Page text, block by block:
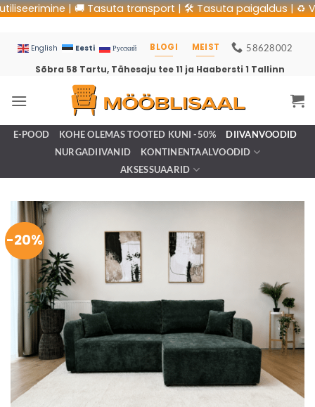
| 🛠
English Eesti Русский BLOGI MEIST 58628002
Sõbra 58 Tartu, Tähesaju tee 11 ja Haabersti 1 Tallinn
E-POOD KOHE OLEMAS TOOTED KUNI -50%
DIIVANVOODID
NURGADIIVANID
KONTINENTAALVOODID
AKSESSUAARID
-20%